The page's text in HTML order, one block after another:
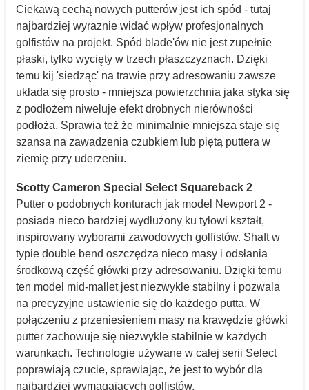
Ciekawą cechą nowych putterów jest ich spód - tutaj
najbardziej wyraznie widać wpływ profesjonalnych
golfistów na projekt. Spód blade'ów nie jest zupełnie
płaski, tylko wycięty w trzech płaszczyznach. Dzięki
temu kij 'siedząc' na trawie przy adresowaniu zawsze
układa się prosto - mniejsza powierzchnia jaka styka się
z podłożem niweluje efekt drobnych nierówności
podłoża. Sprawia też że minimalnie mniejsza staje się
szansa na zawadzenia czubkiem lub piętą puttera w
ziemię przy uderzeniu.
Scotty Cameron Special Select Squareback 2
Putter o podobnych konturach jak model Newport 2 -
posiada nieco bardziej wydłużony ku tyłowi kształt,
inspirowany wyborami zawodowych golfistów. Shaft w
typie double bend oszczędza nieco masy i odsłania
środkową część główki przy adresowaniu. Dzięki temu
ten model mid-mallet jest niezwykle stabilny i pozwala
na precyzyjne ustawienie się do każdego putta. W
połączeniu z przeniesieniem masy na krawędzie główki
putter zachowuje się niezwykle stabilnie w każdych
warunkach. Technologie używane w całej serii Select
poprawiają czucie, sprawiając, że jest to wybór dla
najbardziej wymagających golfistów.